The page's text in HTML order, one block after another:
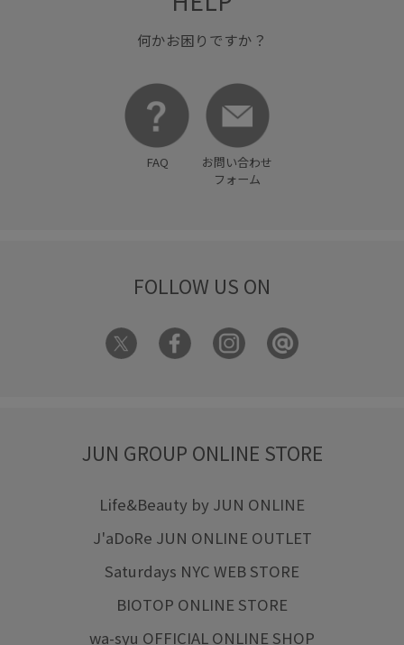
何かお困りですか？
FAQ
お問い合わせ
フォーム
FOLLOW US ON
JUN GROUP ONLINE STORE
Life&Beauty by JUN ONLINE
J'aDoRe JUN ONLINE OUTLET
Saturdays NYC WEB STORE
BIOTOP ONLINE STORE
wa-syu OFFICIAL ONLINE SHOP